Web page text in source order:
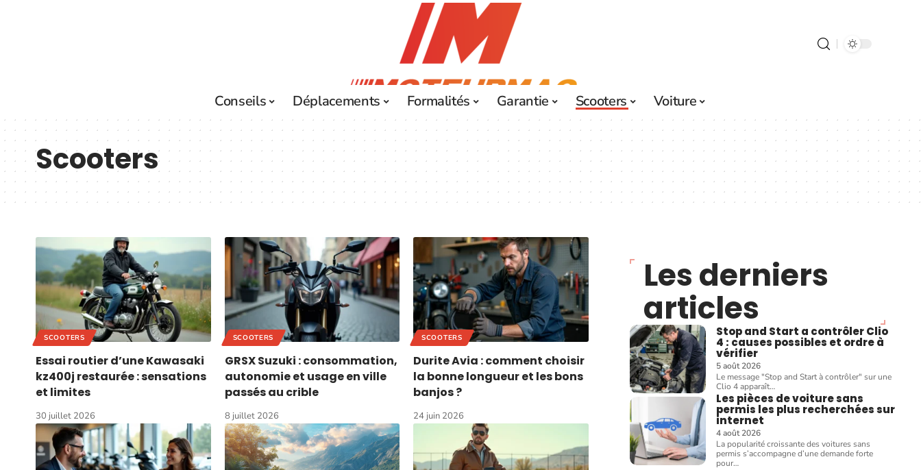
Conseils Déplacements Formalités Garantie Scooters Voiture
Scooters
SCOOTERS
Essai routier d’une Kawasaki
kz400j restaurée : sensations
et limites
30 juillet 2026
SCOOTERS
GRSX Suzuki : consommation,
autonomie et usage en ville
passés au crible
8 juillet 2026
SCOOTERS
Durite Avia : comment choisir
la bonne longueur et les bons
banjos ?
24 juin 2026
Les derniers
articles
Stop and Start a contrôler Clio
4 : causes possibles et ordre à
vérifier
5 août 2026
Le message "Stop and Start à contrôler" sur une
Clio 4 apparaît…
Les pièces de voiture sans
permis les plus recherchées sur
internet
4 août 2026
La popularité croissante des voitures sans
permis s’accompagne d’une demande forte
pour…